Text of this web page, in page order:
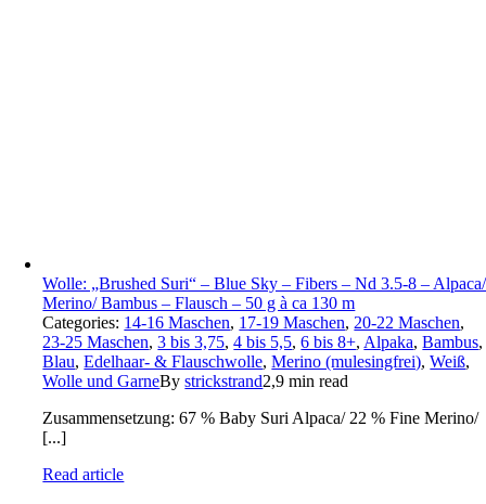
Wolle: „Brushed Suri“ – Blue Sky – Fibers – Nd 3.5-8 – Alpaca/
Merino/ Bambus – Flausch – 50 g à ca 130 m
Categories: 14-16 Maschen, 17-19 Maschen, 20-22 Maschen,
23-25 Maschen,3 bis 3,75,4 bis 5,5,6 bis 8+, Alpaka,Bambus,
Blau,Edelhaar- & Flauschwolle,Merino (mulesingfrei),Weiß,
Wolle und GarneBystrickstrand2,9 min read
Zusammensetzung: 67 % Baby Suri Alpaca/ 22 % Fine Merino/
[...]
Read article